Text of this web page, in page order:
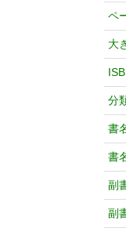
ペ
大
分
書
書
副
副